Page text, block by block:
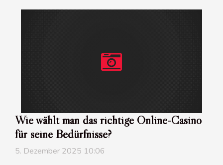
Wie wählt man das richtige Online-Casino
für seine Bedürfnisse?
5. Dezember 2025 10:06